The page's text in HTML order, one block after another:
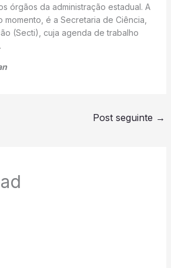
órgãos da administração estadual. A
é a Secretaria de Ciência,
(Secti), cuja agenda de trabalho
Post seguinte →